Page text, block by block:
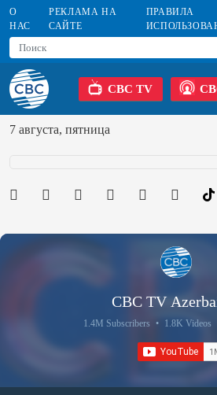
О
НАС
РЕКЛАМА НА
САЙТЕ
ПРАВИЛА
CBC TV
7 августа, пятница
CBC TV
1.4M Subscribers • 1.8K Videos